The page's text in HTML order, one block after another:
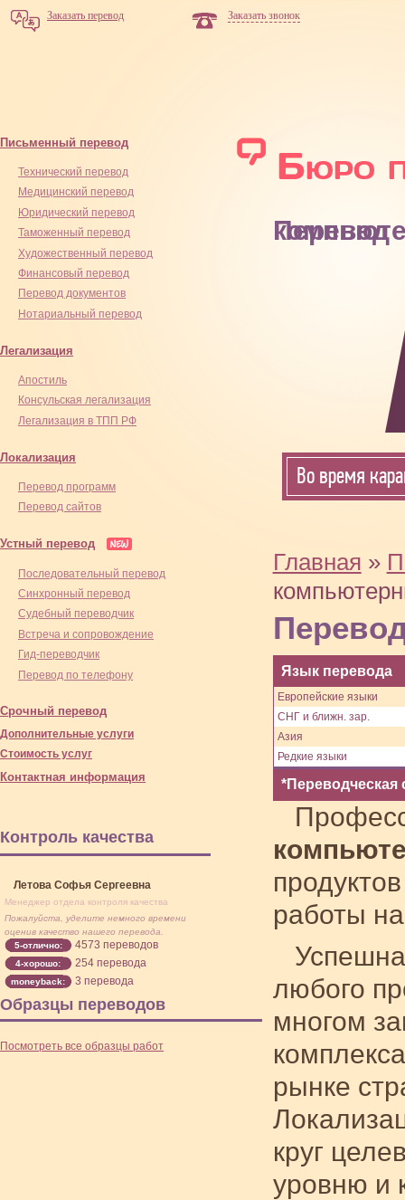
Заказать перевод Заказать звонок
Письменный перевод
Технический перевод
Медицинский перевод
Юридический перевод
Таможенный перевод
Художественный перевод
Финансовый перевод
Перевод документов
Нотариальный перевод
Легализация
Апостиль
Консульская легализация
Легализация в ТПП РФ
Локализация
Перевод программ
Перевод сайтов
Устный перевод
Последовательный перевод
Синхронный перевод
Cудебный переводчик
Встреча и сопровождение
Гид-переводчик
Перевод по телефону
Срочный перевод
Дополнительные услуги
Стоимость услуг
Контактная информация
Контроль качества
Летова Софья Сергеевна
Менеджер отдела контроля качества
Пожалуйста, уделите немного времени
оценив качество нашего перевода.
5-отлично:
4573 переводов
4-хорошо: 254 перевода
moneyback: 3 перевода
Образцы переводов
Посмотреть все образцы работ
Перевод
Во время
Главная »
Язык перевода
Европейские языки
СНГ и ближн. зар.
Азия
Редкие языки
*Переводческая
работы
любого
многом
рынке
круг
уровню и